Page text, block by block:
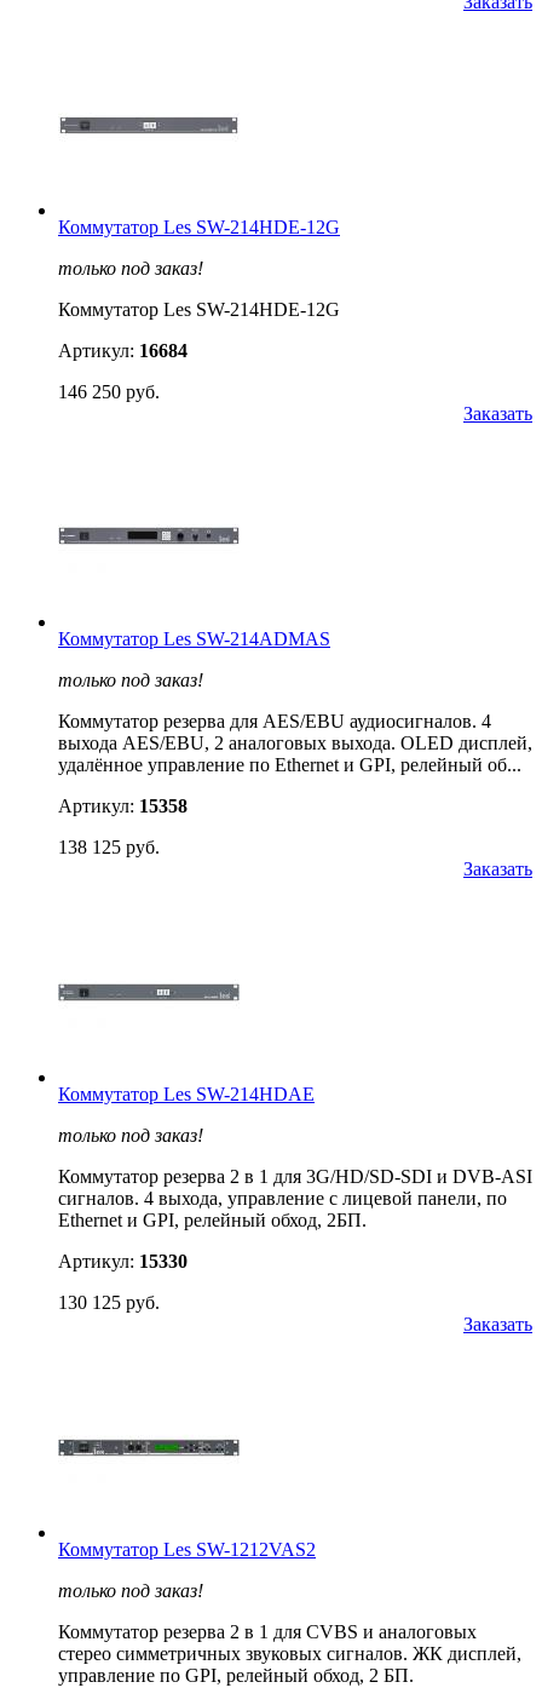
Коммутатор Les SW-214HDE-12G
только под заказ!
Коммутатор Les SW-214HDE-12G
Артикул: 16684
146 250 руб.
Заказать
Коммутатор Les SW-214ADMAS
только под заказ!
Коммутатор резерва для AES/EBU аудиосигналов. 4
выхода AES/EBU, 2 аналоговых выхода. OLED дисплей,
удалённое управление по Ethernet и GPI, релейный об...
Артикул: 15358
138 125 руб.
Заказать
Коммутатор Les SW-214HDAE
только под заказ!
Коммутатор резерва 2 в 1 для 3G/HD/SD-SDI и DVB-ASI
сигналов. 4 выхода, управление c лицевой панели, по
Ethernet и GPI, релейный обход, 2БП.
Артикул: 15330
130 125 руб.
Заказать
Коммутатор Les SW-1212VAS2
только под заказ!
Коммутатор резерва 2 в 1 для CVBS и аналоговых
стерео симметричных звуковых сигналов. ЖК дисплей,
управление по GPI, релейный обход, 2 БП.